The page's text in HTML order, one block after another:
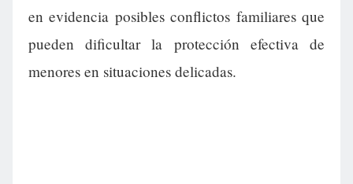
en evidencia posibles conflictos familiares que
pueden dificultar la protección efectiva de
menores en situaciones delicadas.